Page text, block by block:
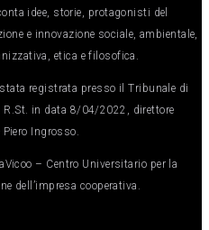
idee, storie, protagonisti del
e innovazione sociale, ambientale,
etica e filosofica.
registrata presso il Tribunale di
R.St. in data 8/04/2022, direttore
Ingrosso.
– Centro Universitario per la
dell’impresa cooperativa.